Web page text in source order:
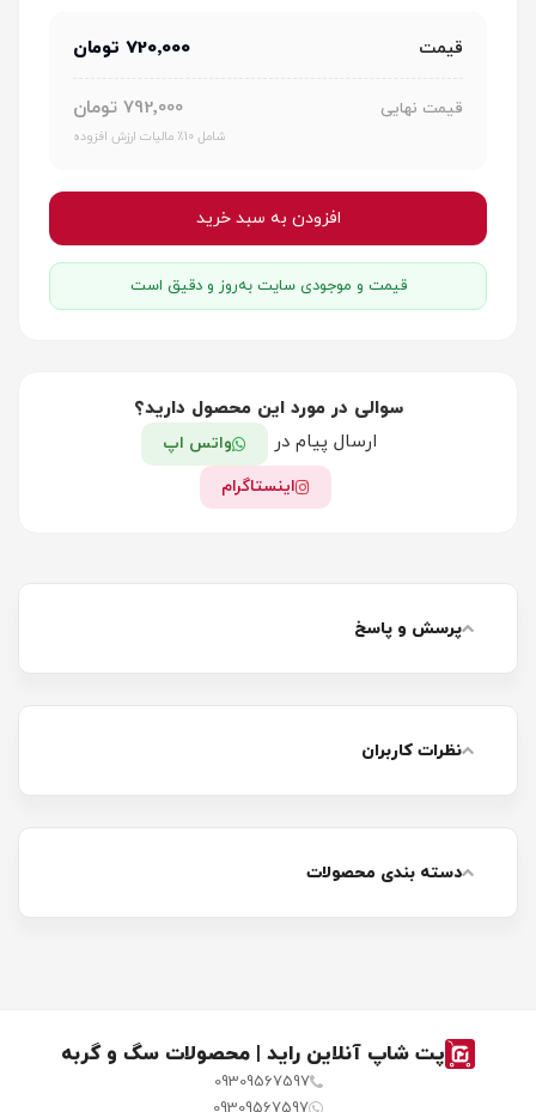
قیمت 720٬000 تومان
قیمت نهایی 792٬000 تومان
شامل 10٪ مالیات ارزش افزوده
افزودن به سبد خرید
قیمت و موجودی سایت به‌روز و دقیق است
سوالی در مورد این محصول دارید؟
ارسال پیام در
واتس اپ
اینستاگرام
پرسش و پاسخ
نظرات کاربران
دسته بندی محصولات
پت شاپ آنلاین راید | محصولات سگ و گربه
09309567597